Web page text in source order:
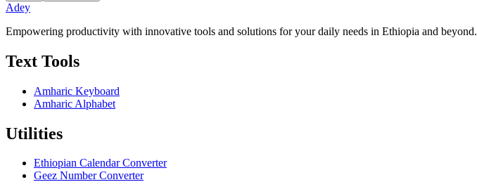
Adey
Empowering productivity with innovative tools and solutions for your daily needs in Ethiopia and beyond.
Text Tools
Amharic Keyboard
Amharic Alphabet
Utilities
Ethiopian Calendar Converter
Geez Number Converter